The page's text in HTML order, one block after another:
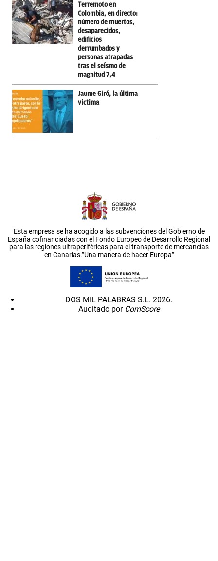
Terremoto en
Colombia, en directo:
número de muertos,
desaparecidos,
edificios
derrumbados y
personas atrapadas
tras el seísmo de
magnitud 7,4
Jaume Giró, la última
víctima
Esta empresa se ha acogido a las subvenciones del Gobierno de
España cofinanciadas con el Fondo Europeo de Desarrollo Regional
para las regiones ultraperiféricas para el transporte de mercancías
en Canarias.”Una manera de hacer Europa”
DOS MIL PALABRAS S.L. 2026.
Auditado por ComScore